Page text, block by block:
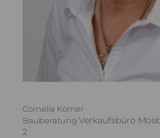
Cornelia Körner
Bauberatung Verkaufsbüro
2